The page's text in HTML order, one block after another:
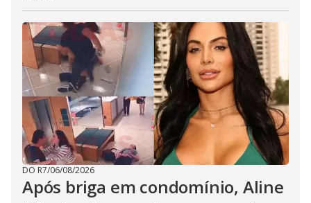
DO R7/06/08/2026
Após briga em condomínio, Aline